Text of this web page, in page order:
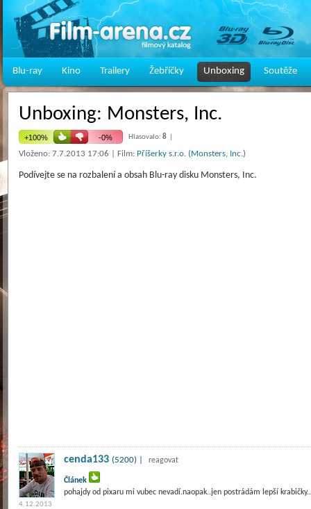
Blu-ray Kino Trailery Žebříčky Unboxing Soutěže
Unboxing: Monsters, Inc.
Hlasovalo: 8
Vloženo: 7.7.2013 17:06 | Film: Příšerky s.r.o. (Monsters, Inc.)
Podívejte se na rozbalení a obsah Blu-ray disku Monsters, Inc.
4.12.2013
cenda133 (5200) | reagovat
Článek
pohajdy od pixaru mi vubec nevadí.naopak..jen postrádám lepší